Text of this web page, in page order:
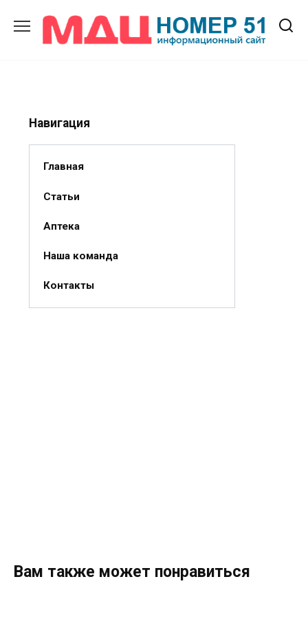
содержанию
Навигация
Главная
Статьи
Аптека
Наша команда
Контакты
Вам также может понравиться